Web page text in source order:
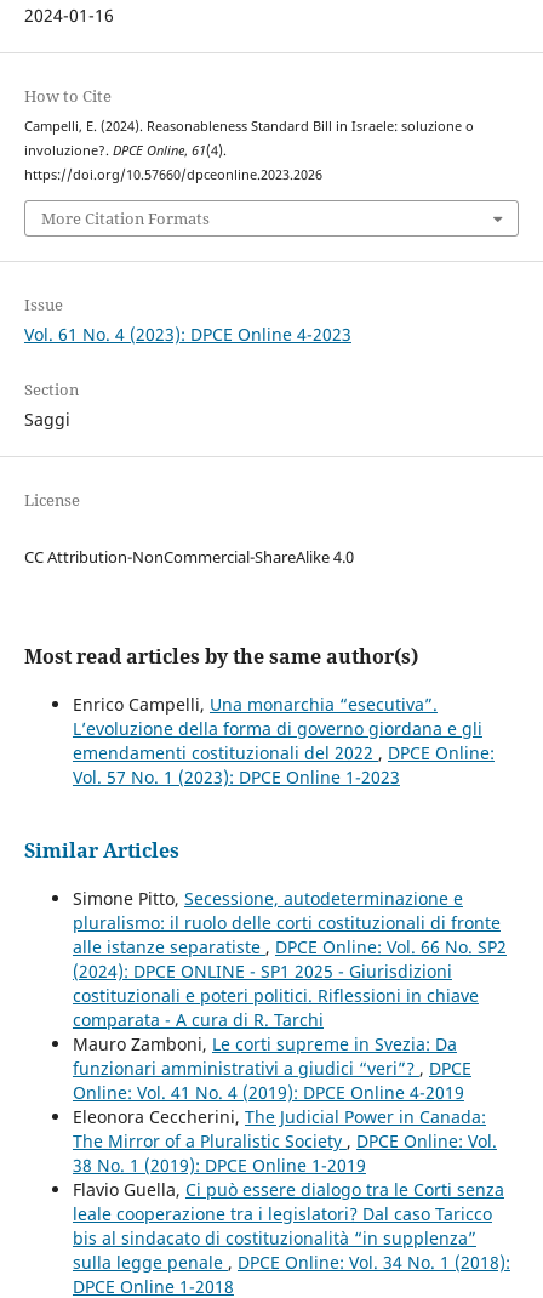
2024-01-16
How to Cite
Campelli, E. (2024). Reasonableness Standard Bill in Israele: soluzione o
involuzione?. DPCE Online, 61(4).
https://doi.org/10.57660/dpceonline.2023.2026
More Citation Formats
Issue
Vol. 61 No. 4 (2023): DPCE Online 4-2023
Section
Saggi
License
CC Attribution-NonCommercial-ShareAlike 4.0
Most read articles by the same author(s)
Enrico Campelli, Una monarchia “esecutiva”.
L’evoluzione della forma di governo giordana e gli
emendamenti costituzionali del 2022 , DPCE Online:
Vol. 57 No. 1 (2023): DPCE Online 1-2023
Similar Articles
Simone Pitto, Secessione, autodeterminazione e
pluralismo: il ruolo delle corti costituzionali di fronte
alle istanze separatiste , DPCE Online: Vol. 66 No. SP2
(2024): DPCE ONLINE - SP1 2025 - Giurisdizioni
costituzionali e poteri politici. Riflessioni in chiave
comparata - A cura di R. Tarchi
Mauro Zamboni, Le corti supreme in Svezia: Da
funzionari amministrativi a giudici “veri”? , DPCE
Online: Vol. 41 No. 4 (2019): DPCE Online 4-2019
Eleonora Ceccherini, The Judicial Power in Canada:
The Mirror of a Pluralistic Society , DPCE Online: Vol.
38 No. 1 (2019): DPCE Online 1-2019
Flavio Guella, Ci può essere dialogo tra le Corti senza
leale cooperazione tra i legislatori? Dal caso Taricco
bis al sindacato di costituzionalità “in supplenza”
sulla legge penale , DPCE Online: Vol. 34 No. 1 (2018):
DPCE Online 1-2018